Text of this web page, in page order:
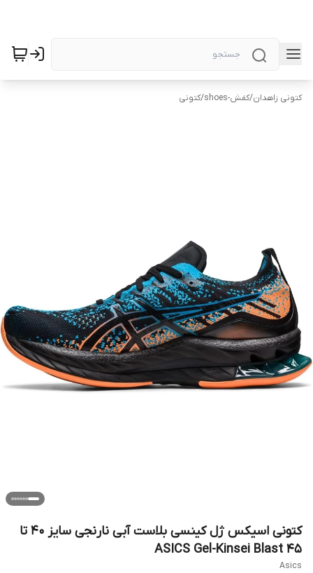
کتونی زاهدان/کفش-shoes /کتونی
کتونی اسیکس ژل کینسی بلاست آبی نارنجی سایز ۴۰ تا
۴۵ ASICS Gel-Kinsei Blast
Asics